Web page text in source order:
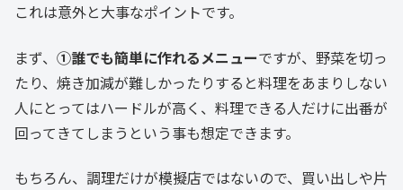
これは意外と大事なポイントです。
まず、 ①誰でも簡単に作れるメニューですが、野菜を切っ
たり、焼き加減が難しかったりすると料理をあまりしない
人にとってはハードルが高く、料理できる人だけに出番が
回ってきてしまうという事も想定できます。
もちろん、調理だけが模擬店ではないので、買い出しや片